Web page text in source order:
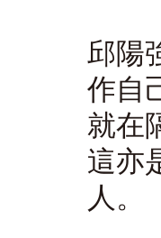
邱陽
作自
就在
這亦
人。